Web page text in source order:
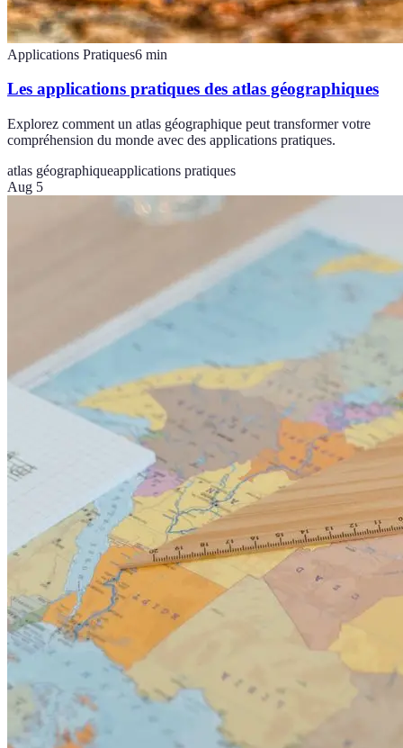
Applications Pratiques6 min
Les applications pratiques des atlas géographiques
Explorez comment un atlas géographique peut transformer votre
compréhension du monde avec des applications pratiques.
atlas géographiqueapplications pratiques
Aug 5